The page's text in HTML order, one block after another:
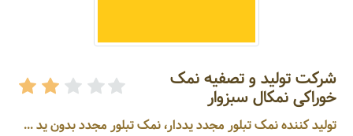
شرکت تولید و تصفیه نمک
خوراکی نمکال سبزوار
تولید کننده نمک تبلور مجدد یددار، نمک تبلور مجدد بدون ید ...